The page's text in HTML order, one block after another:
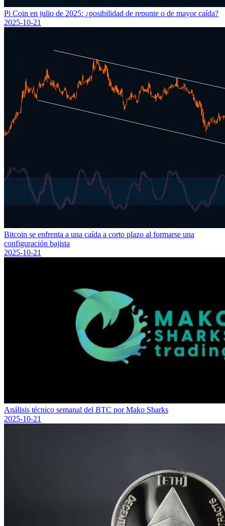
Pi Coin en julio de 2025: ¿posibilidad de repunte o de mayor caída?
2025-10-21
Bitcoin se enfrenta a una caída a corto plazo al formarse una
configuración bajista
2025-10-21
Análisis técnico semanal del BTC por Mako Sharks
2025-10-21